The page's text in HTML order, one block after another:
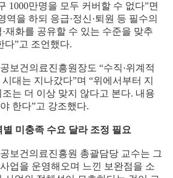
1000만명을 모두 커버할 수 없다”면
역을 하되 응급·정신·퇴원 등 필수의
재화를 공유할 수 있는 수준을 맞추
다”고 조언했다.
보건의료진흥원장도 “수직·위계적
대는 지나갔다”며 “위에서부터 지
는 더 이상 맞지 않다고 본다. 내용
한다”고 강조했다.
미충족 수요 달라 조정 필요
보건의료진흥원 총괄담당 교수는 그
업을 운영해오며 느낀 보완점을 소